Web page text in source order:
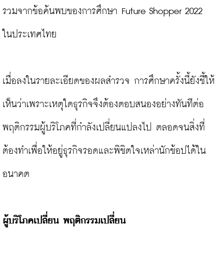
รวมจากข้อค้นพบของการศึกษา Future Shopper 2022
ในประเทศไทย
เมื่อลงในรายละเอียดของผลสำรวจ การศึกษาครั้งนี้ยังชี้ให้
เห็นว่าเพราะเหตุใดธุรกิจจึงต้องตอบสนองอย่างทันทีต่อ
พฤติกรรมผู้บริโภคที่กำลังเปลี่ยนแปลงไป ตลอดจนสิ่งที่
ต้องทำเพื่อให้อยู่ธุรกิจรอดและพิชิตใจเหล่านักช้อปได้ใน
อนาคต
ผู้บริโภคเปลี่ยน พฤติกรรมเปลี่ยน